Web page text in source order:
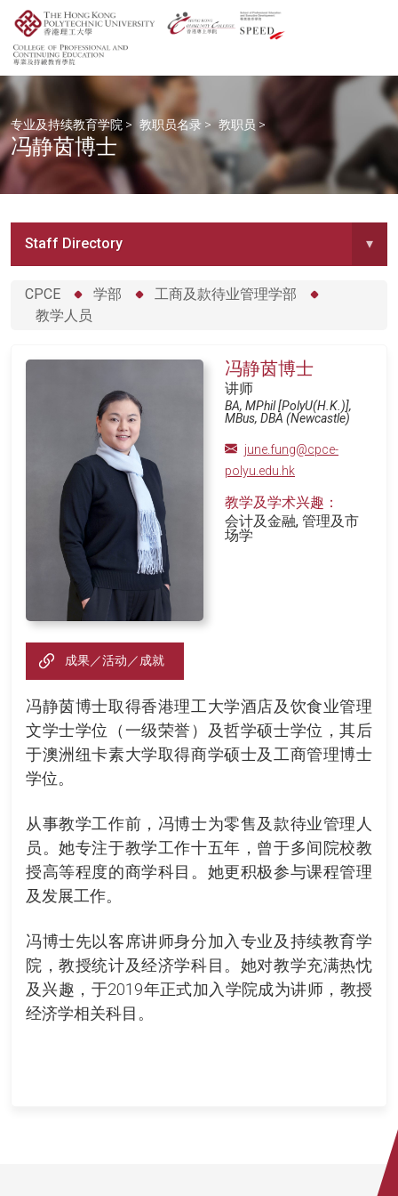
专业及持续教育学院 > 教职员名录 > 教职员 >
冯静茵博士
Staff Directory ▾
CPCE 学部
工商及款待业管理学部
教学人员
冯静茵博士
讲师
BA, MPhil [PolyU(H.K.)],
MBus, DBA (Newcastle)
june.fung@cpce-
polyu.edu.hk
教学及学术兴趣：
会计及金融, 管理及市
场学
成果／活动／成就
冯静茵博士取得香港理工大学酒店及饮食业管理
文学士学位（一级荣誉）及哲学硕士学位，其后
于澳洲纽卡素大学取得商学硕士及工商管理博士
学位。
从事教学工作前，冯博士为零售及款待业管理人
员。她专注于教学工作十五年，曾于多间院校教
授高等程度的商学科目。她更积极参与课程管理
及发展工作。
冯博士先以客席讲师身分加入专业及持续教育学
院，教授统计及经济学科目。她对教学充满热忱
及兴趣，于2019年正式加入学院成为讲师，教授
经济学相关科目。